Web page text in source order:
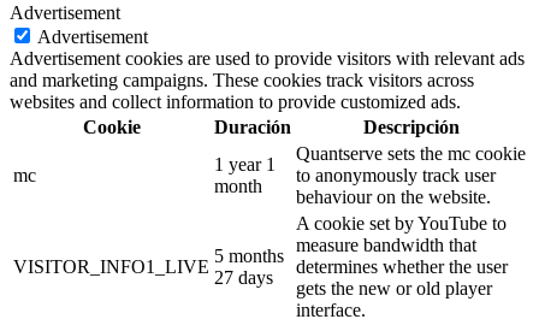
Advertisement
Advertisement
Advertisement cookies are used to provide visitors with relevant ads
and marketing campaigns. These cookies track visitors across
websites and collect information to provide customized ads.
Cookie
Duración Descripción
mc
1 year 1
month
Quantserve sets the mc cookie
to anonymously track user
behaviour on the website.
VISITOR_INFO1_LIVE
5 months
27 days
A cookie set by YouTube to
measure bandwidth that
determines whether the user
gets the new or old player
interface.